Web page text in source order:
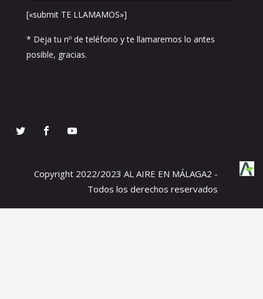
[«submit TE LLAMAMOS»]
* Deja tu nº de teléfono y te llamaremos lo antes
posible, gracias.
Copyright 2022/2023 AL AIRE EN MÁLAGA2 -
Todos los derechos reservados